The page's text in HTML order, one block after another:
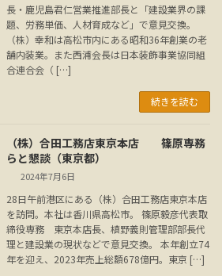
長・鹿児島君仁営業推進部長と「建設業界の課
題、労務単価、人材育成など」で意見交換。
（株）幸和は高松市内にある昭和36年創業の老
舗内装業。また西浦会長は日本装飾事業協同組
合連合会（ […]
続きを読む
（株）合田工務店東京本店 篠原専務
らと懇談（東京都）
2024年7月6日
28日午前港区にある（株）合田工務店東京本店
を訪問。本社は香川県高松市。 篠原毅彦代表取
締役専務 東京本店長、槙野義則管理部部長代
理と建設業の現状などで意見交換。 本年創立74
年を迎え、2023年売上総額678億円。東京 […]